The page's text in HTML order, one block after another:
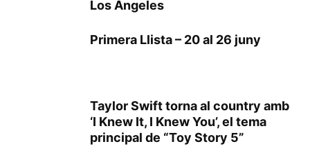
Los Angeles
Primera Llista – 20 al 26 juny
Taylor Swift torna al country amb
‘I Knew It, I Knew You’, el tema
principal de “Toy Story 5”